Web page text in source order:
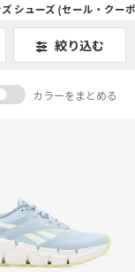
シューズ (セール・クー
絞り込む
カラーをまとめる